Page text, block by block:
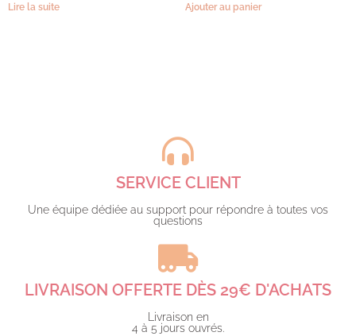
Lire la suite Ajouter au panier
SERVICE CLIENT
Une équipe dédiée au support pour répondre à toutes vos
questions​
LIVRAISON OFFERTE DÈS 29€ D'ACHATS​
Livraison en
4 à 5 jours ouvrés.​